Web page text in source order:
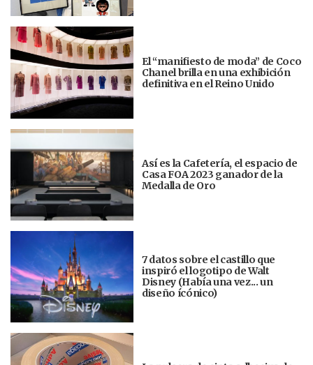
El “manifiesto de moda” de Coco
Chanel brilla en una exhibición
definitiva en el Reino Unido
Así es la Cafetería, el espacio de
Casa FOA 2023 ganador de la
Medalla de Oro
7 datos sobre el castillo que
inspiró el logotipo de Walt
Disney (Había una vez... un
diseño ícónico)